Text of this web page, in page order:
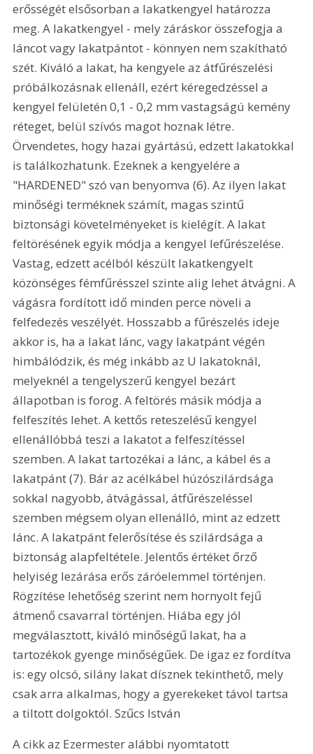
erősségét elsősorban a lakatkengyel határozza
meg. A lakatkengyel - mely záráskor összefogja a
láncot vagy lakatpántot - könnyen nem szakítható
szét. Kiváló a lakat, ha kengyele az átfűrészelési
próbálkozásnak ellenáll, ezért kéregedzéssel a
kengyel felületén 0,1 - 0,2 mm vastagságú kemény
réteget, belül szívós magot hoznak létre.
Örvendetes, hogy hazai gyártású, edzett lakatokkal
is találkozhatunk. Ezeknek a kengyelére a
"HARDENED" szó van benyomva (6). Az ilyen lakat
minőségi terméknek számít, magas szintű
biztonsági követelményeket is kielégít. A lakat
feltörésének egyik módja a kengyel lefűrészelése.
Vastag, edzett acélból készült lakatkengyelt
közönséges fémfűrésszel szinte alig lehet átvágni. A
vágásra fordított idő minden perce növeli a
felfedezés veszélyét. Hosszabb a fűrészelés ideje
akkor is, ha a lakat lánc, vagy lakatpánt végén
himbálódzik, és még inkább az U lakatoknál,
melyeknél a tengelyszerű kengyel bezárt
állapotban is forog. A feltörés másik módja a
felfeszítés lehet. A kettős reteszelésű kengyel
ellenállóbbá teszi a lakatot a felfeszítéssel
szemben. A lakat tartozékai a lánc, a kábel és a
lakatpánt (7). Bár az acélkábel húzószilárdsága
sokkal nagyobb, átvágással, átfűrészeléssel
szemben mégsem olyan ellenálló, mint az edzett
lánc. A lakatpánt felerősítése és szilárdsága a
biztonság alapfeltétele. Jelentős értéket őrző
helyiség lezárása erős záróelemmel történjen.
Rögzítése lehetőség szerint nem hornyolt fejű
átmenő csavarral történjen. Hiába egy jól
megválasztott, kiváló minőségű lakat, ha a
tartozékok gyenge minőségűek. De igaz ez fordítva
is: egy olcsó, silány lakat dísznek tekinthető, mely
csak arra alkalmas, hogy a gyerekeket távol tartsa
a tiltott dolgoktól. Szűcs István
A cikk az Ezermester alábbi nyomtatott